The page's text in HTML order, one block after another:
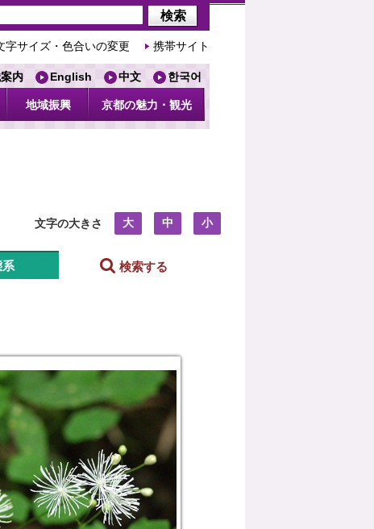
字サイズ・色合いの変更 携帯サイト
内 English 中文 한국어
地域振興 京都の魅力・観光
文字の大きさ 大 中 小
系
検索する